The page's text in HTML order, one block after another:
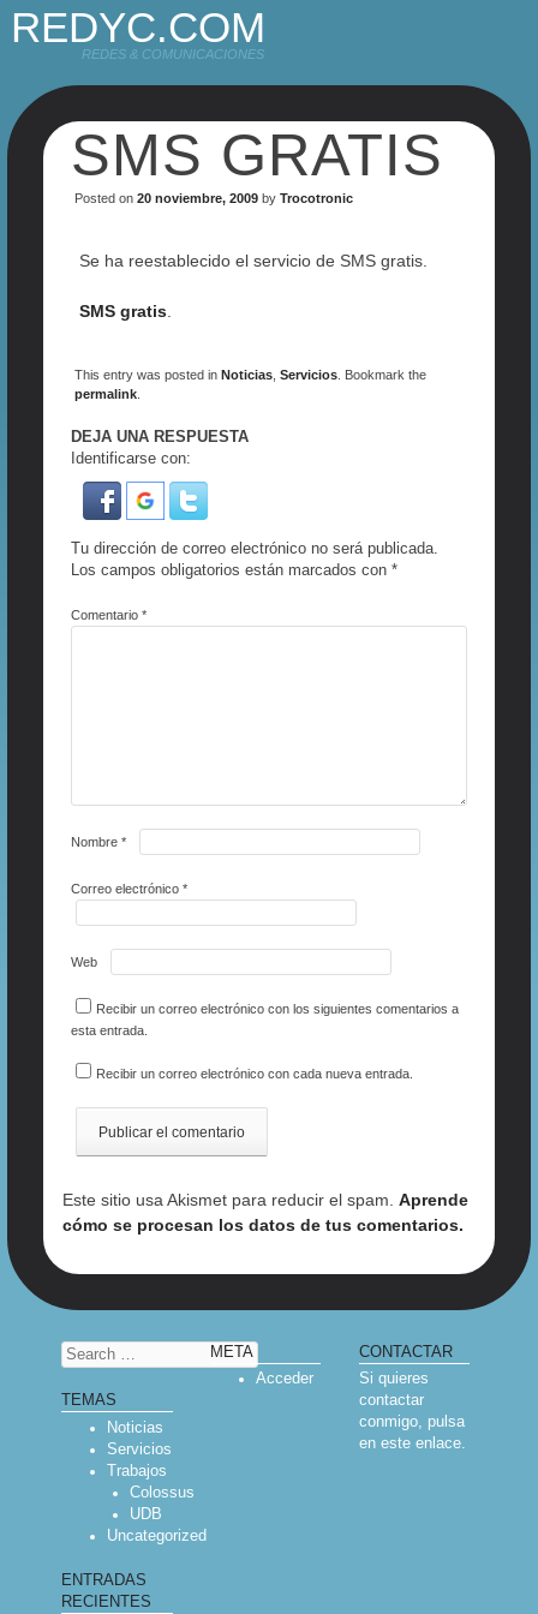
REDYC.COM
REDES & COMUNICACIONES
SMS GRATIS
Posted on 20 noviembre, 2009by Trocotronic
Se ha reestablecido el servicio de SMS gratis.
SMS gratis.
This entry was posted in Noticias, Servicios. Bookmark the
permalink.
DEJA UNA RESPUESTA
Identificarse con:
Tu dirección de correo electrónico no será publicada.
Los campos obligatorios están marcados con*
Comentario*
Nombre*
Correo electrónico*
Web
Recibir un correo electrónico con los siguientes comentarios a
esta entrada.
Recibir un correo electrónico con cada nueva entrada.
Este sitio usa Akismet para reducir el spam.Aprende
cómo se procesan los datos de tus comentarios.
Search
TEMAS
Noticias
Servicios
Trabajos
Colossus
UDB
Uncategorized
ENTRADAS
RECIENTES
META
Acceder
CONTACTAR
Si quieres
contactar
conmigo, pulsa
en este enlace.